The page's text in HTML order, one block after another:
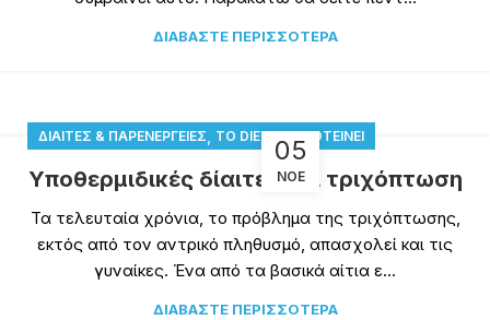
ΔΙΑΒΆΣΤΕ ΠΕΡΙΣΣΌΤΕΡΑ
05
ΝΟΈ
ΔΊΑΙΤΕΣ & ΠΑΡΕΝΈΡΓΕΙΕΣ, ΤΟ DIETTV ΠΡΟΤΕΊΝΕΙ
Υποθερμιδικές δίαιτες και τριχόπτωση
Τα τελευταία χρόνια, το πρόβλημα της τριχόπτωσης,
εκτός από τον αντρικό πληθυσμό, απασχολεί και τις
γυναίκες. Ένα από τα βασικά αίτια ε...
ΔΙΑΒΆΣΤΕ ΠΕΡΙΣΣΌΤΕΡΑ